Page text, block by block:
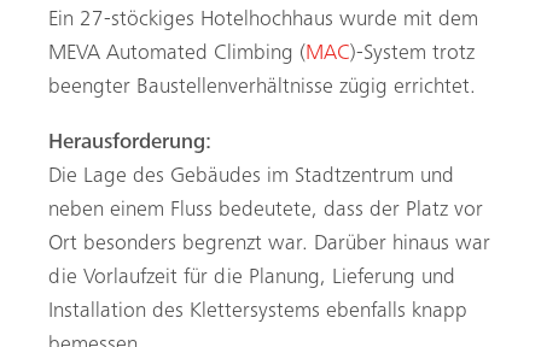
Ein 27-stöckiges Hotelhochhaus wurde mit dem
MEVA Automated Climbing (MAC)-System trotz
beengter Baustellenverhältnisse zügig errichtet.
Herausforderung:
Die Lage des Gebäudes im Stadtzentrum und
neben einem Fluss bedeutete, dass der Platz vor
Ort besonders begrenzt war. Darüber hinaus war
die Vorlaufzeit für die Planung, Lieferung und
Installation des Klettersystems ebenfalls knapp